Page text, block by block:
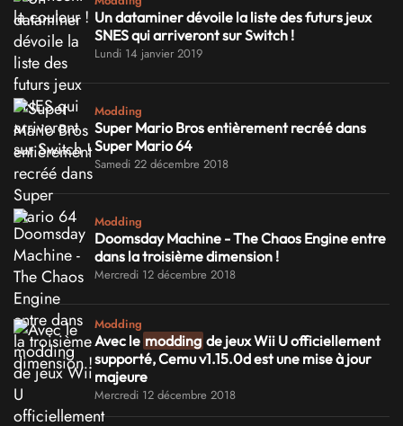
Un dataminer dévoile la liste des futurs jeux
SNES qui arriveront sur Switch !
Lundi 14 janvier 2019
Modding
Super Mario Bros entièrement recréé dans
Super Mario 64
Samedi 22 décembre 2018
Modding
Doomsday Machine - The Chaos Engine entre
dans la troisième dimension !
Mercredi 12 décembre 2018
Modding
Avec le modding de jeux Wii U officiellement
supporté, Cemu v1.15.0d est une mise à jour
majeure
Mercredi 12 décembre 2018